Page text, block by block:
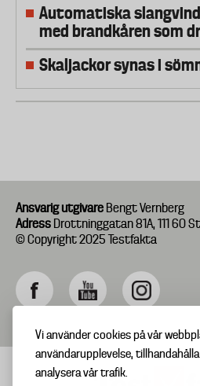
Vi använder cookies på vår
användarupplevelse,
analysera vår trafik.
Automatiska
med brandkåren som
Skaljackor synas i
Ansvarig utgivare Bengt Vernberg
Adress Drottninggatan 81A, 111 60
© Copyright 2025 Testfakta